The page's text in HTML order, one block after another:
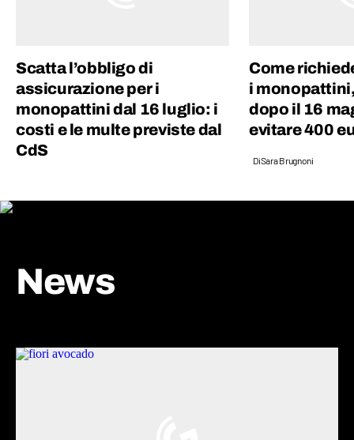
Scatta l’obbligo di
assicurazione per i
monopattini dal 16 luglio: i
costi e le multe previste dal
CdS
Come
i
dopo il 16
evitare 400
DiSara Brugnoni
News